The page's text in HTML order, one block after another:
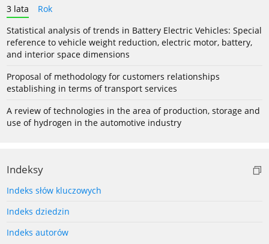
3 lata
Rok
Statistical analysis of trends in Battery Electric Vehicles: Special
reference to vehicle weight reduction, electric motor, battery,
and interior space dimensions
Proposal of methodology for customers relationships
establishing in terms of transport services
A review of technologies in the area of production, storage and
use of hydrogen in the automotive industry
Indeksy
Indeks słów kluczowych
Indeks dziedzin
Indeks autorów